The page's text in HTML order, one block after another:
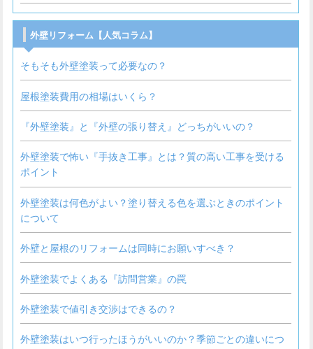
外壁リフォーム【人気コラム】
そもそも外壁塗装って必要なの？
屋根塗装費用の相場はいくら？
『外壁塗装』と『外壁の張り替え』どっちがいいの？
外壁塗装で怖い『手抜き工事』とは？質の高い工事を受ける
ポイント
外壁塗装は何色がよい？塗り替える色を選ぶときのポイント
について
外壁と屋根のリフォームは同時にお願いすべき？
外壁塗装でよくある『訪問営業』の罠
外壁塗装で値引き交渉はできるの？
外壁塗装はいつ行ったほうがいいのか？季節ごとの違いにつ